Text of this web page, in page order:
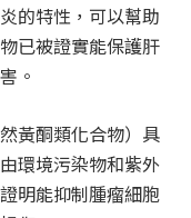
的特性，可以幫助
已被證實能保護肝
。
黃酮類化合物）具
環境污染物和紫外
明能抑制腫瘤細胞